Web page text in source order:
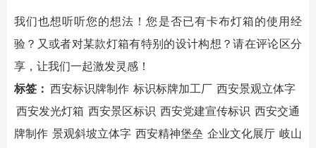
我们也想听听您的想法！您是否已有卡布灯箱的使用经
验？又或者对某款灯箱有特别的设计构想？请在评论区分
享，让我们一起激发灵感！
标签： 西安标识牌制作 标识标牌加工厂 西安景观立体字
西安发光灯箱 西安景区标识 西安党建宣传标识 西安交通
牌制作 景观斜坡立体字 西安精神堡垒 企业文化展厅 岐山